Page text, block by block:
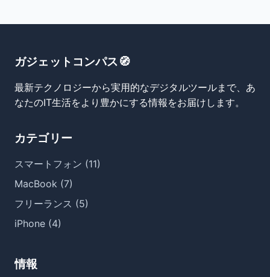
ガジェットコンパス🧭
最新テクノロジーから実用的なデジタルツールまで、あ
なたのIT生活をより豊かにする情報をお届けします。
カテゴリー
スマートフォン (11)
MacBook (7)
フリーランス (5)
iPhone (4)
情報